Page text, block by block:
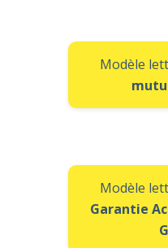
Modèle
Modèle
Garantie